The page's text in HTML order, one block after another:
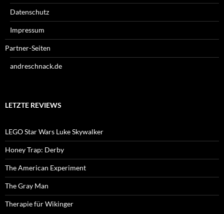
Datenschutz
Impressum
Partner-Seiten
andreschnack.de
LETZTE REVIEWS
LEGO Star Wars Luke Skywalker
Honey Trap: Derby
The American Experiment
The Gray Man
Therapie für Wikinger